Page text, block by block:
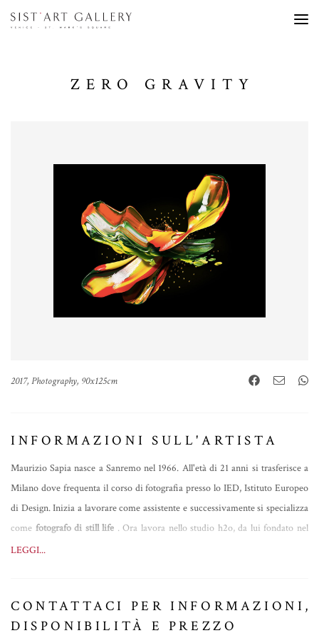
ZERO GRAVITY
2017, Photography, 90x125cm
INFORMAZIONI SULL'ARTISTA
Maurizio Sapia nasce a Sanremo nel 1966. All'età di 21 anni si trasferisce a
Milano dove frequenta il corso di fotografia presso lo IED, Istituto Europeo
di Design. Inizia a lavorare come assistente e successivamente si specializza
come fotografo di still life . Ora lavora nello studio h2o, da lui fondato nel
2001 insieme a tre soci. Collabora con il mondo della moda, soprattutto con
ricerca di uno stile più personale lo conduce a una commistione con il
digitale, che permette di trovare la giusta espressione e lo
LEGGI...
CONTATTACI PER INFORMAZIONI,
DISPONIBILITÀ E PREZZO